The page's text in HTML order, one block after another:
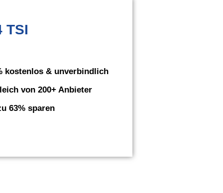
TSI
kostenlos & unverbindlich
von 200+ Anbieter
63% sparen